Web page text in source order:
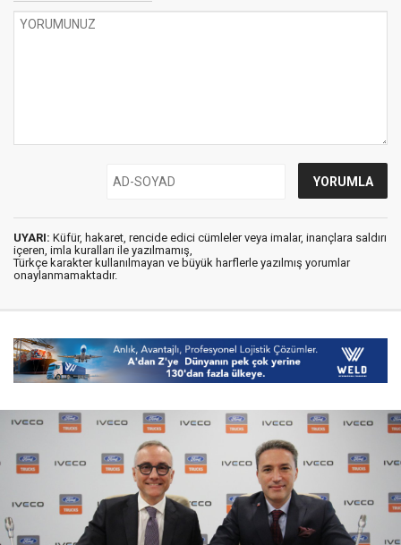
UYARI: Küfür, hakaret, rencide edici cümleler veya imalar, inançlara saldırı
içeren, imla kuralları ile yazılmamış,
Türkçe karakter kullanılmayan ve büyük harflerle yazılmış yorumlar
onaylanmamaktadır.